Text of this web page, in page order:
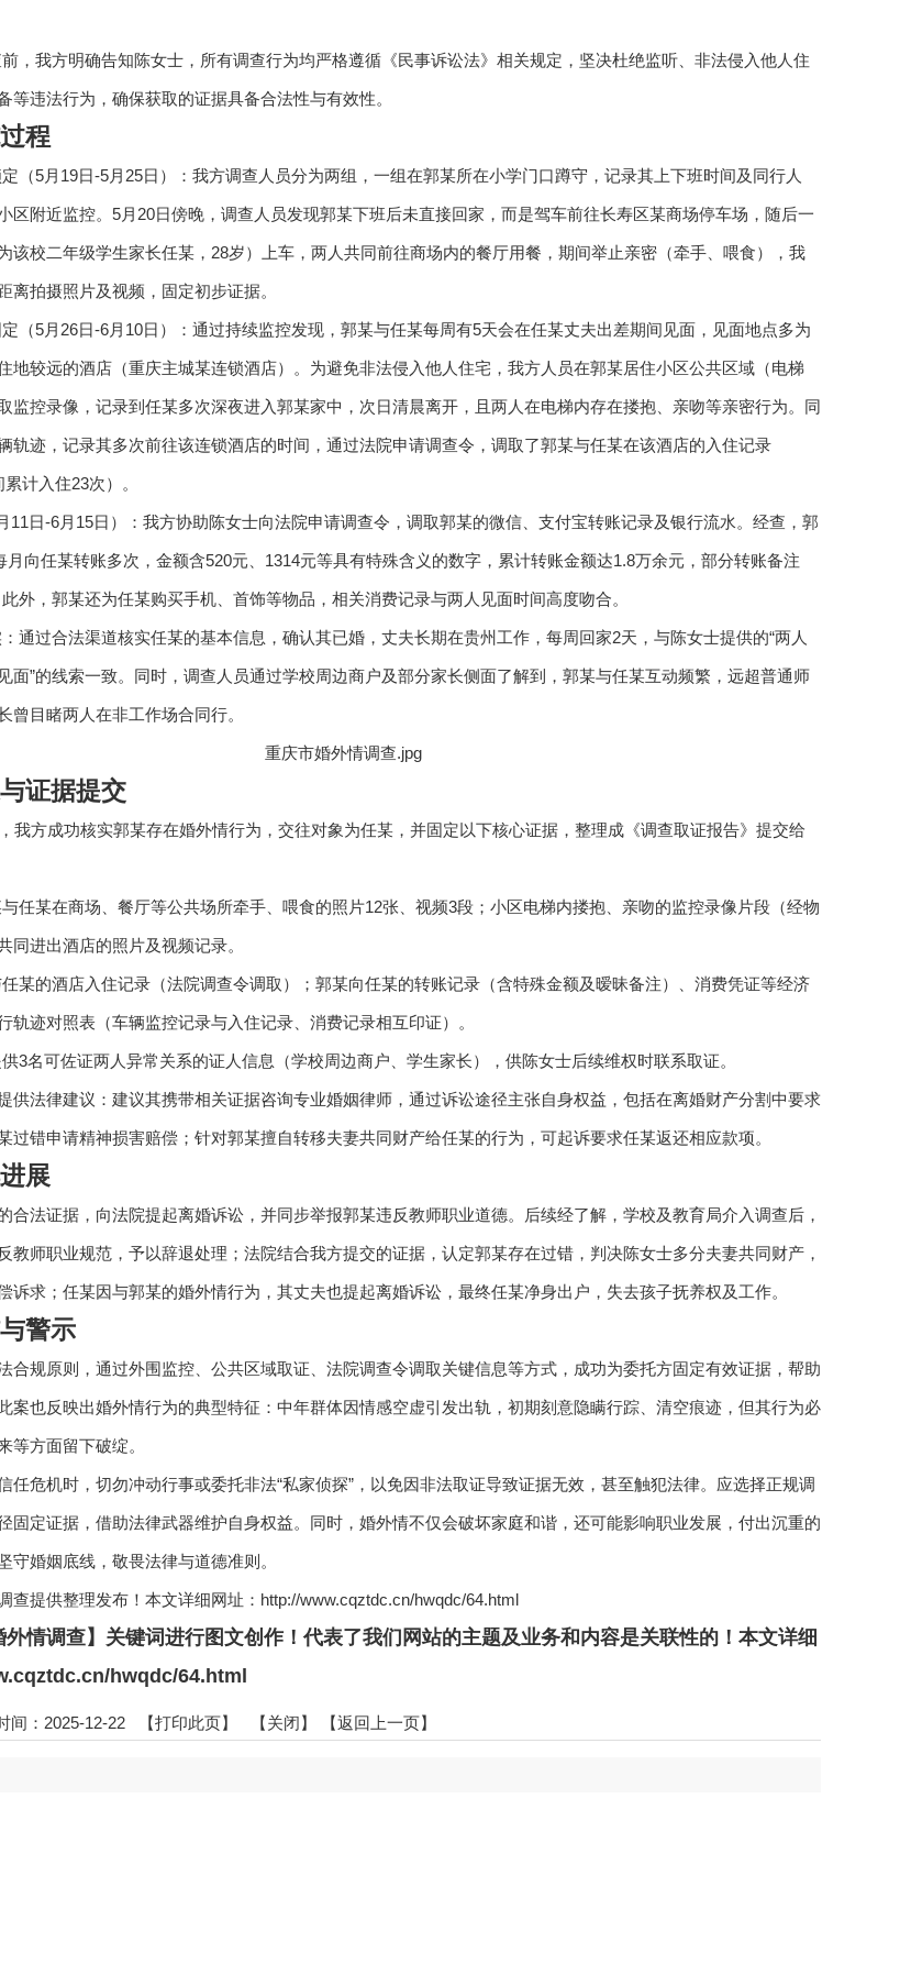
，我方明确告知陈女士，所有调查行为均严格遵循《民事诉讼法》相关规定，坚决杜绝监听、非法侵入他人住
等违法行为，确保获取的证据具备合法性与有效性。
程
（5月19日-5月25日）：我方调查人员分为两组，一组在郭某所在小学门口蹲守，记录其上下班时间及同行人
区附近监控。5月20日傍晚，调查人员发现郭某下班后未直接回家，而是驾车前往长寿区某商场停车场，随后一
该校二年级学生家长任某，28岁）上车，两人共同前往商场内的餐厅用餐，期间举止亲密（牵手、喂食），我
离拍摄照片及视频，固定初步证据。
（5月26日-6月10日）：通过持续监控发现，郭某与任某每周有5天会在任某丈夫出差期间见面，见面地点多为
地较远的酒店（重庆主城某连锁酒店）。为避免非法侵入他人住宅，我方人员在郭某居住小区公共区域（电梯
监控录像，记录到任某多次深夜进入郭某家中，次日清晨离开，且两人在电梯内存在搂抱、亲吻等亲密行为。同
轨迹，记录其多次前往该连锁酒店的时间，通过法院申请调查令，调取了郭某与任某在该酒店的入住记录
计入住23次）。
11日-6月15日）：我方协助陈女士向法院申请调查令，调取郭某的微信、支付宝转账记录及银行流水。经查，郭
月向任某转账多次，金额含520元、1314元等具有特殊含义的数字，累计转账金额达1.8万余元，部分转账备注
此外，郭某还为任某购买手机、首饰等物品，相关消费记录与两人见面时间高度吻合。
通过合法渠道核实任某的基本信息，确认其已婚，丈夫长期在贵州工作，每周回家2天，与陈女士提供的“两人
面”的线索一致。同时，调查人员通过学校周边商户及部分家长侧面了解到，郭某与任某互动频繁，远超普通师
曾目睹两人在非工作场合同行。
证据提交
我方成功核实郭某存在婚外情行为，交往对象为任某，并固定以下核心证据，整理成《调查取证报告》提交给
任某在商场、餐厅等公共场所牵手、喂食的照片12张、视频3段；小区电梯内搂抱、亲吻的监控录像片段（经物
同进出酒店的照片及视频记录。
某的酒店入住记录（法院调查令调取）；郭某向任某的转账记录（含特殊金额及暧昧备注）、消费凭证等经济
轨迹对照表（车辆监控记录与入住记录、消费记录相互印证）。
3名可佐证两人异常关系的证人信息（学校周边商户、学生家长），供陈女士后续维权时联系取证。
供法律建议：建议其携带相关证据咨询专业婚姻律师，通过诉讼途径主张自身权益，包括在离婚财产分割中要求
过错申请精神损害赔偿；针对郭某擅自转移夫妻共同财产给任某的行为，可起诉要求任某返还相应款项。
展
合法证据，向法院提起离婚诉讼，并同步举报郭某违反教师职业道德。后续经了解，学校及教育局介入调查后，
教师职业规范，予以辞退处理；法院结合我方提交的证据，认定郭某存在过错，判决陈女士多分夫妻共同财产，
诉求；任某因与郭某的婚外情行为，其丈夫也提起离婚诉讼，最终任某净身出户，失去孩子抚养权及工作。
警示
合规原则，通过外围监控、公共区域取证、法院调查令调取关键信息等方式，成功为委托方固定有效证据，帮助
案也反映出婚外情行为的典型特征：中年群体因情感空虚引发出轨，初期刻意隐瞒行踪、清空痕迹，但其行为必
等方面留下破绽。
任危机时，切勿冲动行事或委托非法“私家侦探”，以免因非法取证导致证据无效，甚至触犯法律。应选择正规调
固定证据，借助法律武器维护自身权益。同时，婚外情不仅会破坏家庭和谐，还可能影响职业发展，付出沉重的
守婚姻底线，敬畏法律与道德准则。
查提供整理发布！本文详细网址：http://www.cqztdc.cn/hwqdc/64.html
外情调查】关键词进行图文创作！代表了我们网站的主题及业务和内容是关联性的！本文详细
hwqdc/64.html
间：2025-12-22 【打印此页】 【关闭】 【返回上一页】